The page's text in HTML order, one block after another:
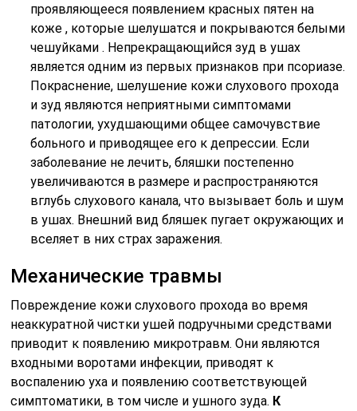
проявляющееся появлением красных пятен на
коже , которые шелушатся и покрываются белыми
чешуйками . Непрекращающийся зуд в ушах
является одним из первых признаков при псориазе.
Покраснение, шелушение кожи слухового прохода
и зуд являются неприятными симптомами
патологии, ухудшающими общее самочувствие
больного и приводящее его к депрессии. Если
заболевание не лечить, бляшки постепенно
увеличиваются в размере и распространяются
вглубь слухового канала, что вызывает боль и шум
в ушах. Внешний вид бляшек пугает окружающих и
вселяет в них страх заражения.
Механические травмы
Повреждение кожи слухового прохода во время
неаккуратной чистки ушей подручными средствами
приводит к появлению микротравм. Они являются
входными воротами инфекции, приводят к
воспалению уха и появлению соответствующей
симптоматики, в том числе и ушного зуда. К